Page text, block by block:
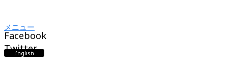
メニュー
English
Facebook
Twitter